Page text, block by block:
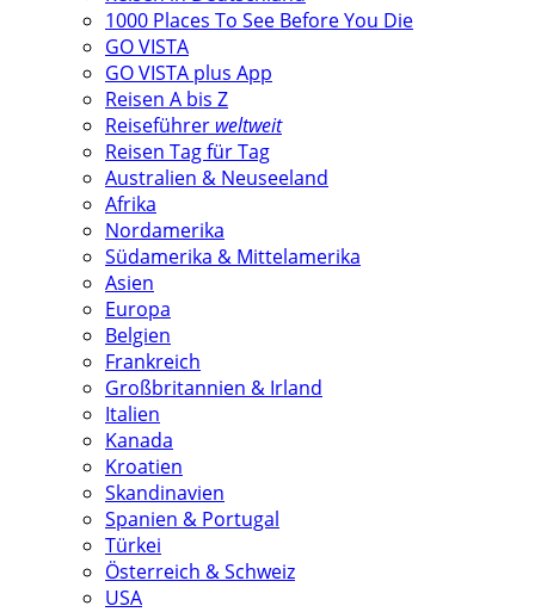
1000 Places To See Before You Die
GO VISTA
GO VISTA plus App
Reisen A bis Z
Reiseführer weltweit
Reisen Tag für Tag
Australien & Neuseeland
Afrika
Nordamerika
Südamerika & Mittelamerika
Asien
Europa
Belgien
Frankreich
Großbritannien & Irland
Italien
Kanada
Kroatien
Skandinavien
Spanien & Portugal
Türkei
Österreich & Schweiz
USA